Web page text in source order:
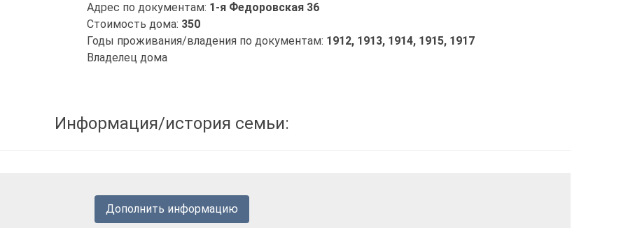
Адрес по документам: 1-я Федоровская 36
Стоимость дома: 350
Годы проживания/владения по документам: 1912, 1913, 1914, 1915, 1917
Владелец дома
Информация/история семьи:
Дополнить информацию